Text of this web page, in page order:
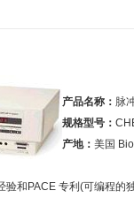
产品名称： 脉
规格型号：
产地： 美国
和PACE 专利(可编程